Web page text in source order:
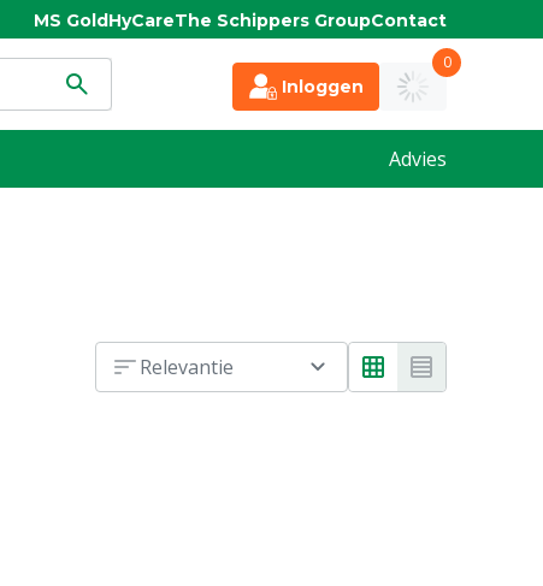
MS GoldHyCareThe Schippers GroupContact
Inloggen
0
Advies
Relevantie